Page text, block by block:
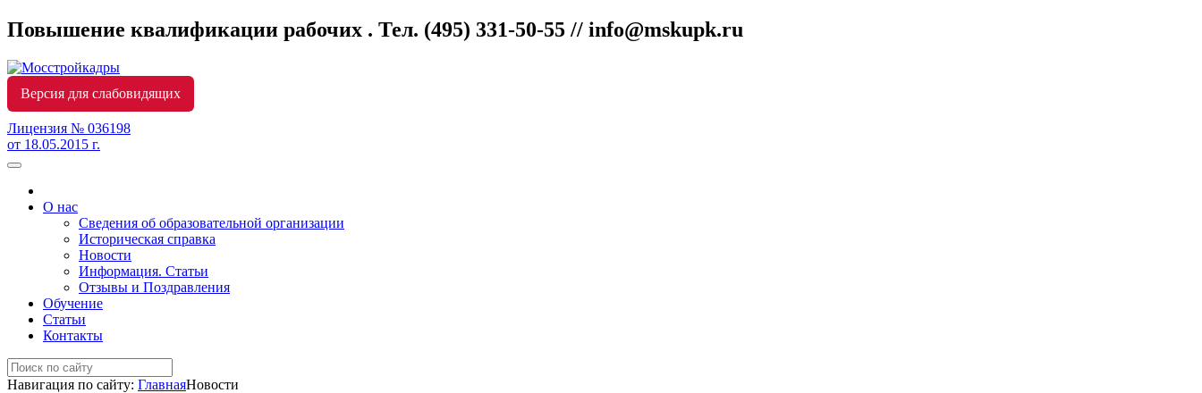
Повышение квалификации рабочих . Тел. (495) 331-50-55 // info@mskupk.ru
Версия для слабовидящих
Лицензия № 036198
от 18.05.2015 г.
О нас
Сведения об образовательной организации
Историческая справка
Новости
Информация. Статьи
Отзывы и Поздравления
Обучение
Статьи
Контакты
Навигация по сайту: ГлавнаяНовости